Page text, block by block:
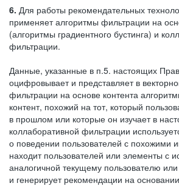
6. Для работы рекомендательных
применяет алгоритмы фильтрации на
(алгоритмы градиентного бустинга) и
фильтрации.
Данные, указанные в п.5. настоящих
оцифровывает и представляет в
фильтрации на основе контента
контент, похожий на тот, который
в прошлом или которые он изучает в
коллаборативной фильтрации
о поведении пользователей с похожими
находит пользователей или элементы с
аналогичной текущему пользователю
и генерирует рекомендации на